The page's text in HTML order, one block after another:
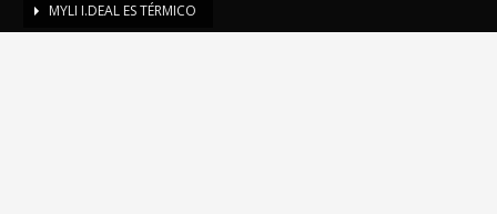
MYLI I.DEAL ES TÉRMICO